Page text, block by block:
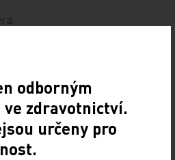
odborným
zdravotnictví.
určeny pro